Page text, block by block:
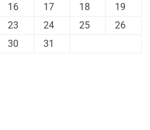
16 17 18
19
23 24 25
26
30 31